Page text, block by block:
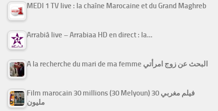
MEDI 1 TV live : la chaîne Marocaine et du Grand Maghreb
Arrabiâ live – Arrabiaa HD en direct : la…
A la recherche du mari de ma femme البحث عن زوج امرأتي
Film marocain 30 millions (30 Melyoun) فيلم مغربي 30
مليون